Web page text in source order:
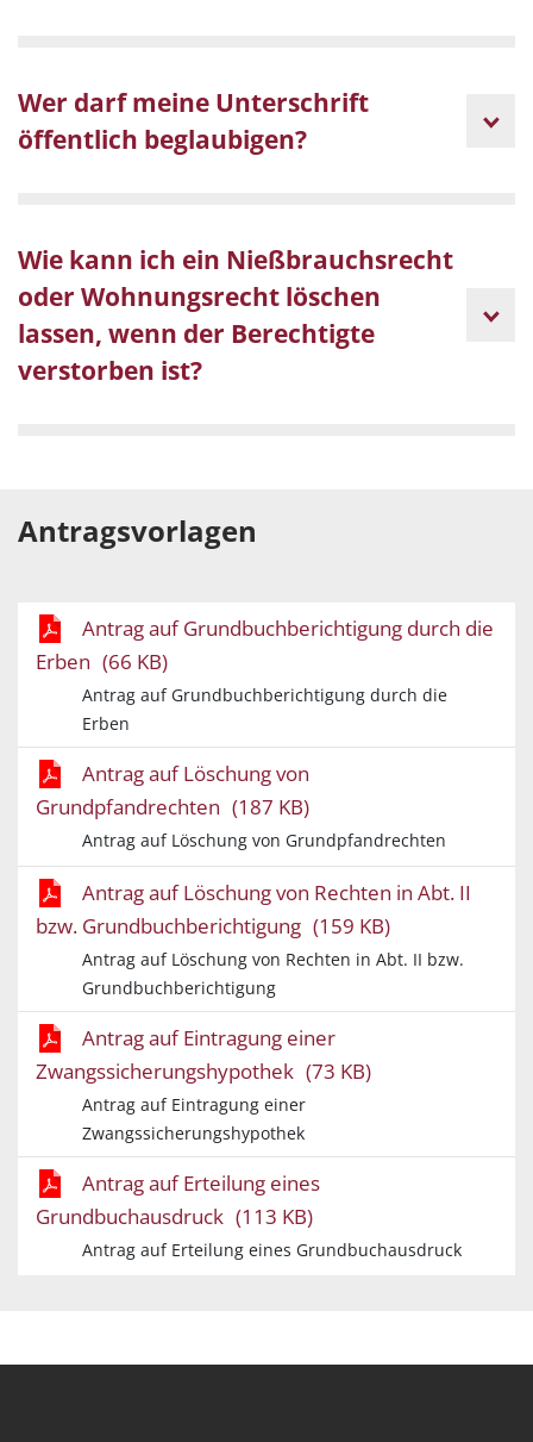
Wer darf meine Unterschrift
öffentlich beglaubigen?
Wie kann ich ein Nießbrauchsrecht
oder Wohnungsrecht löschen
lassen, wenn der Berechtigte
verstorben ist?
Antragsvorlagen
Antrag auf Grundbuchberichtigung durch die
Erben (66 KB)
Antrag auf Grundbuchberichtigung durch die
Erben
Antrag auf Löschung von
Grundpfandrechten (187 KB)
Antrag auf Löschung von Grundpfandrechten
Antrag auf Löschung von Rechten in Abt. II
bzw. Grundbuchberichtigung (159 KB)
Antrag auf Löschung von Rechten in Abt. II bzw.
Grundbuchberichtigung
Antrag auf Eintragung einer
Zwangssicherungshypothek (73 KB)
Antrag auf Eintragung einer
Zwangssicherungshypothek
Antrag auf Erteilung eines
Grundbuchausdruck (113 KB)
Antrag auf Erteilung eines Grundbuchausdruck